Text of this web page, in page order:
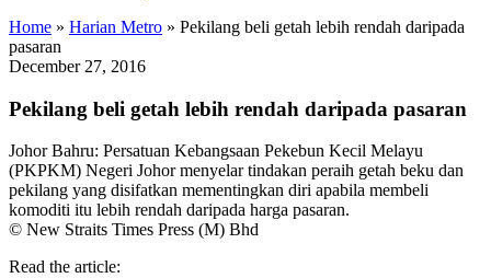
Home » Harian Metro » Pekilang beli getah lebih rendah daripada
pasaran
December 27, 2016
Pekilang beli getah lebih rendah daripada pasaran
Johor Bahru: Persatuan Kebangsaan Pekebun Kecil Melayu
(PKPKM) Negeri Johor menyelar tindakan peraih getah beku dan
pekilang yang disifatkan mementingkan diri apabila membeli
komoditi itu lebih rendah daripada harga pasaran.
© New Straits Times Press (M) Bhd
Read the article: